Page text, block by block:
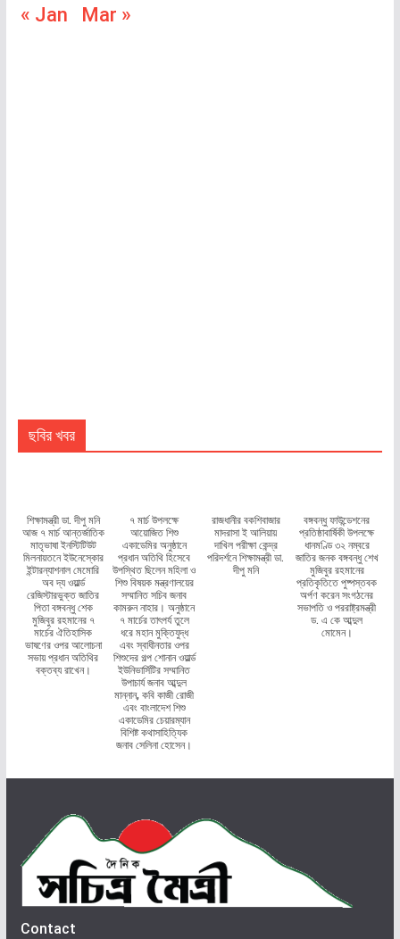
« Jan Mar »
ছবির খবর
শিক্ষামন্ত্রী ডা. দীপু মনি
আজ ৭ মার্চ আন্তর্জাতিক
মাতৃভাষা ইনস্টিটিউট
মিলনায়তনে ইউনেস্কোর
ইন্টারন্যাশনাল মেমোরি
অব দ্য ওয়ার্ল্ড
রেজিস্টারভুক্ত জাতির
পিতা বঙ্গবন্ধু শেক
মুজিবুর রহমানের ৭
মার্চের ঐতিহাসিক
ভাষণের ওপর আলোচনা
সভায় প্রধান অতিথির
বক্তব্য রাখেন।
৭ মার্চ উপলক্ষে
আয়োজিত শিশু
একাডেমির অনুষ্ঠানে
প্রধান অতিথি হিসেবে
উপস্থিত ছিলেন মহিলা ও
শিশু বিষয়ক মন্ত্রণালয়ের
সম্মানিত সচিব জনাব
কামরুন নাহার। অনুষ্ঠানে
৭ মার্চের তাৎপর্য তুলে
ধরে মহান মুক্তিযুদ্ধ
এবং স্বাধীনতার ওপর
শিশুদের গল্প শোনান ওয়ার্ল্ড
ইউনিভার্সিটির সম্মানিত
উপাচার্য জনাব আব্দুল
মান্নান, কবি কাজী রোজী
এবং বাংলাদেশ শিশু
একাডেমির চেয়ারম্যান
বিশিষ্ট কথাসাহিত্যিক
জনাব সেলিনা হোসেন।
রাজধানীর বকশিবাজার
মাদরাসা ই আলিয়ায়
দাখিল পরীক্ষা কেন্দ্র
পরিদর্শনে শিক্ষামন্ত্রী ডা.
দীপু মনি
বঙ্গবন্ধু ফাউন্ডেশনের
প্রতিষ্ঠাবার্ষিকী উপলক্ষে
ধানমণ্ডি ৩২ নম্বরে
জাতির জনক বঙ্গবন্ধু শেখ
মুজিবুর রহমানের
প্রতিকৃতিতে পুষ্পস্তবক
অর্পণ করেন সংগঠনের
সভাপতি ও পররাষ্ট্রমন্ত্রী
ড. এ কে আব্দুল
মোমেন।
Contact